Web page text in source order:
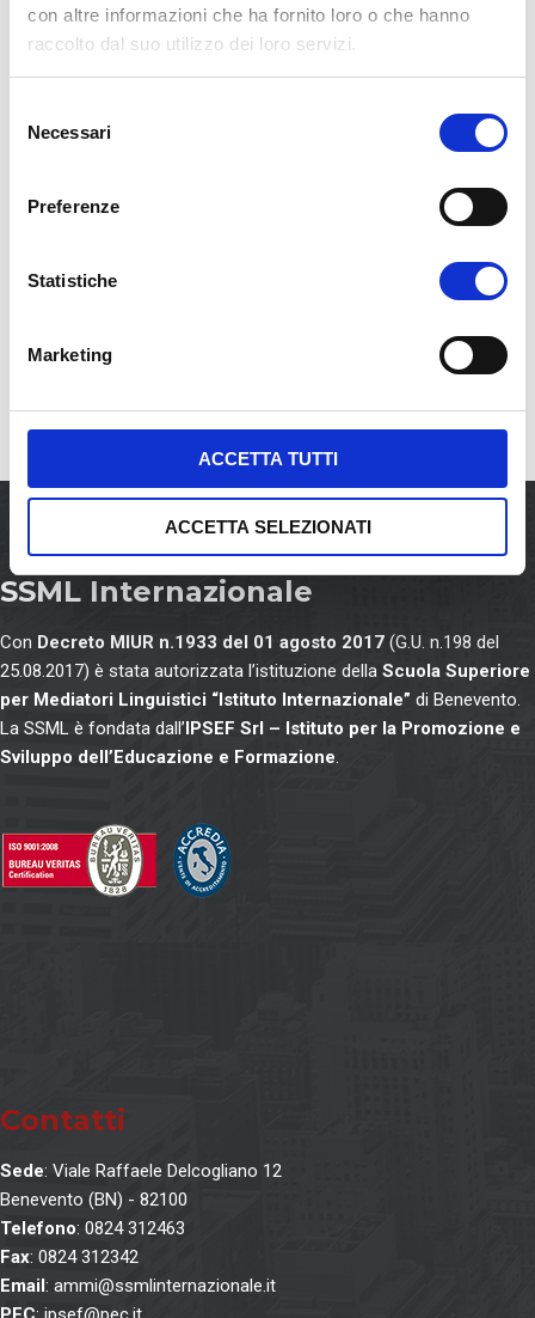
con altre informazioni che ha fornito loro o che hanno
raccolto dal suo utilizzo dei loro servizi.
o
e
n
o
Necessari
Preferenze
Statistiche
Marketing
ACCETTA TUTTI
ACCETTA SELEZIONATI
del progetto “SSML OrientaMENTI” volto a favorire
l’avvicinamento degli studenti delle ultime classi delle scuole
PROF. EMILIO AMIDEO
UNIVERSITY DI LONDRA
GRANDE SUCCESSO PER
E TERRITORIO: BEST
PRACTICES”
SSML Internazionale
Con Decreto MIUR n.1933 del 01 agosto 2017 (G.U. n.198 del
25.08.2017) è stata autorizzata l’istituzione della Scuola Superiore
per Mediatori Linguistici “Istituto Internazionale” di Benevento.
La SSML è fondata dall’IPSEF Srl – Istituto per la Promozione e
Sviluppo dell’Educazione e Formazione.
Contatti
Sede: Viale Raffaele Delcogliano 12
Benevento (BN) - 82100
Telefono: 0824 312463
Fax: 0824 312342
Email: ammi@ssmlinternazionale.it